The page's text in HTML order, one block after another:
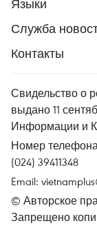
Языки
Служба
Контакты
Свидельство о
выдано 11
Информации и
Номер телефона:
(024) 39411348
Email:
© Авторское
Запрещено